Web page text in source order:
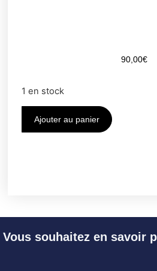
90,00€
1 en stock
Ajouter au panier
Vous souhaitez en savoir